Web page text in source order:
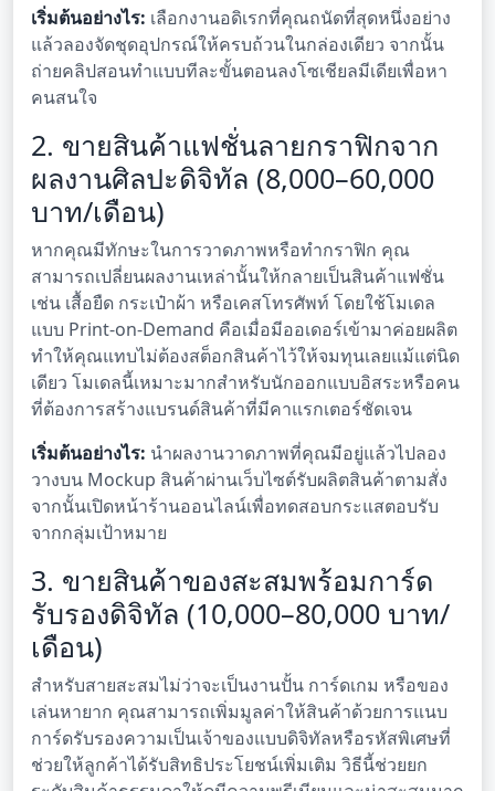
เริ่มต้นอย่างไร: เลือกงานอดิเรกที่คุณถนัดที่สุดหนึ่งอย่าง
แล้วลองจัดชุดอุปกรณ์ให้ครบถ้วนในกล่องเดียว จากนั้น
ถ่ายคลิปสอนทำแบบทีละขั้นตอนลงโซเชียลมีเดียเพื่อหา
คนสนใจ
2. ขายสินค้าแฟชั่นลายกราฟิกจาก
ผลงานศิลปะดิจิทัล (8,000–60,000
บาท/เดือน)
หากคุณมีทักษะในการวาดภาพหรือทำกราฟิก คุณ
สามารถเปลี่ยนผลงานเหล่านั้นให้กลายเป็นสินค้าแฟชั่น
เช่น เสื้อยืด กระเป๋าผ้า หรือเคสโทรศัพท์ โดยใช้โมเดล
แบบ Print-on-Demand คือเมื่อมีออเดอร์เข้ามาค่อยผลิต
ทำให้คุณแทบไม่ต้องสต็อกสินค้าไว้ให้จมทุนเลยแม้แต่นิด
เดียว โมเดลนี้เหมาะมากสำหรับนักออกแบบอิสระหรือคน
ที่ต้องการสร้างแบรนด์สินค้าที่มีคาแรกเตอร์ชัดเจน
เริ่มต้นอย่างไร: นำผลงานวาดภาพที่คุณมีอยู่แล้วไปลอง
วางบน Mockup สินค้าผ่านเว็บไซต์รับผลิตสินค้าตามสั่ง
จากนั้นเปิดหน้าร้านออนไลน์เพื่อทดสอบกระแสตอบรับ
จากกลุ่มเป้าหมาย
3. ขายสินค้าของสะสมพร้อมการ์ด
รับรองดิจิทัล (10,000–80,000 บาท/
เดือน)
สำหรับสายสะสมไม่ว่าจะเป็นงานปั้น การ์ดเกม หรือของ
เล่นหายาก คุณสามารถเพิ่มมูลค่าให้สินค้าด้วยการแนบ
การ์ดรับรองความเป็นเจ้าของแบบดิจิทัลหรือรหัสพิเศษที่
ช่วยให้ลูกค้าได้รับสิทธิประโยชน์เพิ่มเติม วิธีนี้ช่วยยก